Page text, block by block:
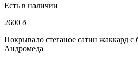
Есть в наличии
2600 б
Покрывало стеганое сатин жаккард с
Андромеда